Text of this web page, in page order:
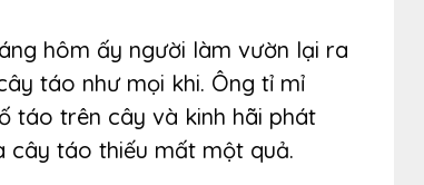
hôm ấy người làm vườn lại ra
táo như mọi khi. Ông tỉ mỉ
táo trên cây và kinh hãi phát
cây táo thiếu mất một quả.